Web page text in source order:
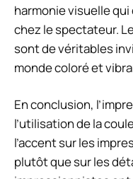
harmonie visuelle
chez le spectateur.
sont de véritables
monde coloré et
En conclusion,
l’utilisation de la
l’accent sur les
plutôt que sur les